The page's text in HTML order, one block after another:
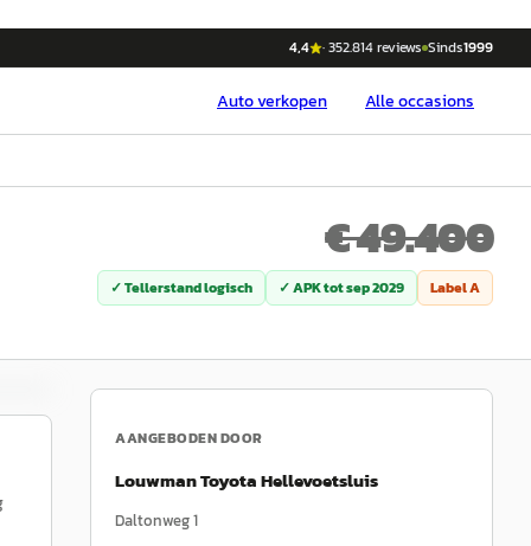
4,4 ·352.814reviews Sinds1999
Autoverkopen Alle occasions
€ 49.400
✓ Tellerstand logisch ✓ APK totsep 2029 LabelA
AANGEBODEN DOOR
Louwman Toyota Hellevoetsluis
Daltonweg 1